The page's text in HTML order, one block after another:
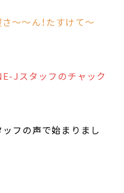
～～ん！たすけて～
Jスタッフのチャック
フの声で始まりまし